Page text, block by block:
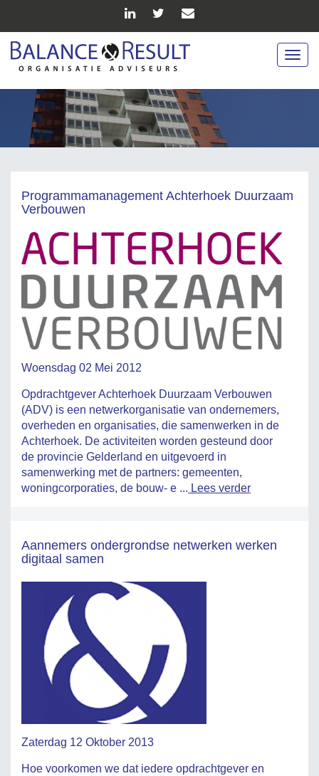
Programmamanagement Achterhoek Duurzaam
Verbouwen
Woensdag 02 Mei 2012
Opdrachtgever Achterhoek Duurzaam Verbouwen
(ADV) is een netwerkorganisatie van ondernemers,
overheden en organisaties, die samenwerken in de
Achterhoek. De activiteiten worden gesteund door
de provincie Gelderland en uitgevoerd in
samenwerking met de partners: gemeenten,
woningcorporaties, de bouw- e ... Lees verder
Aannemers ondergrondse netwerken werken
digitaal samen
Zaterdag 12 Oktober 2013
Hoe voorkomen we dat iedere opdrachtgever en